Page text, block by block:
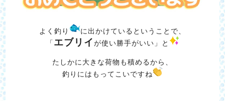
よく釣り
に出かけているということで、
「 エブリイが使い勝手がいい」と
たしかに大きな荷物も積めるから、
釣りにはもってこいですね